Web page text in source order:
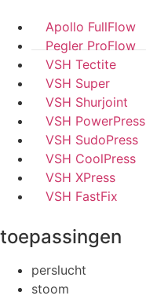
Apollo FullFlow
Pegler ProFlow
VSH Tectite
VSH Super
VSH Shurjoint
VSH PowerPress
VSH SudoPress
VSH CoolPress
VSH XPress
VSH FastFix
toepassingen
perslucht
stoom